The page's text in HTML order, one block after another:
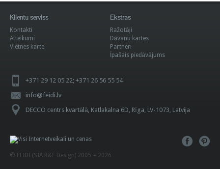
Klientu serviss
Kontakti
Atteikumi
Vietnes karte
Ekstras
Ražotāji
Dāvanu kartes
Partneri
Īpašais piedāvājums
+371 29 12 05 22; +371 26 56 55 54
info@feidi.lv
DECCO centrs kvartālā, Katlakalna 6D, Rīga, LV-1073, Latvija
© FEIDI (SIA R&F Design) 2005 – 2026